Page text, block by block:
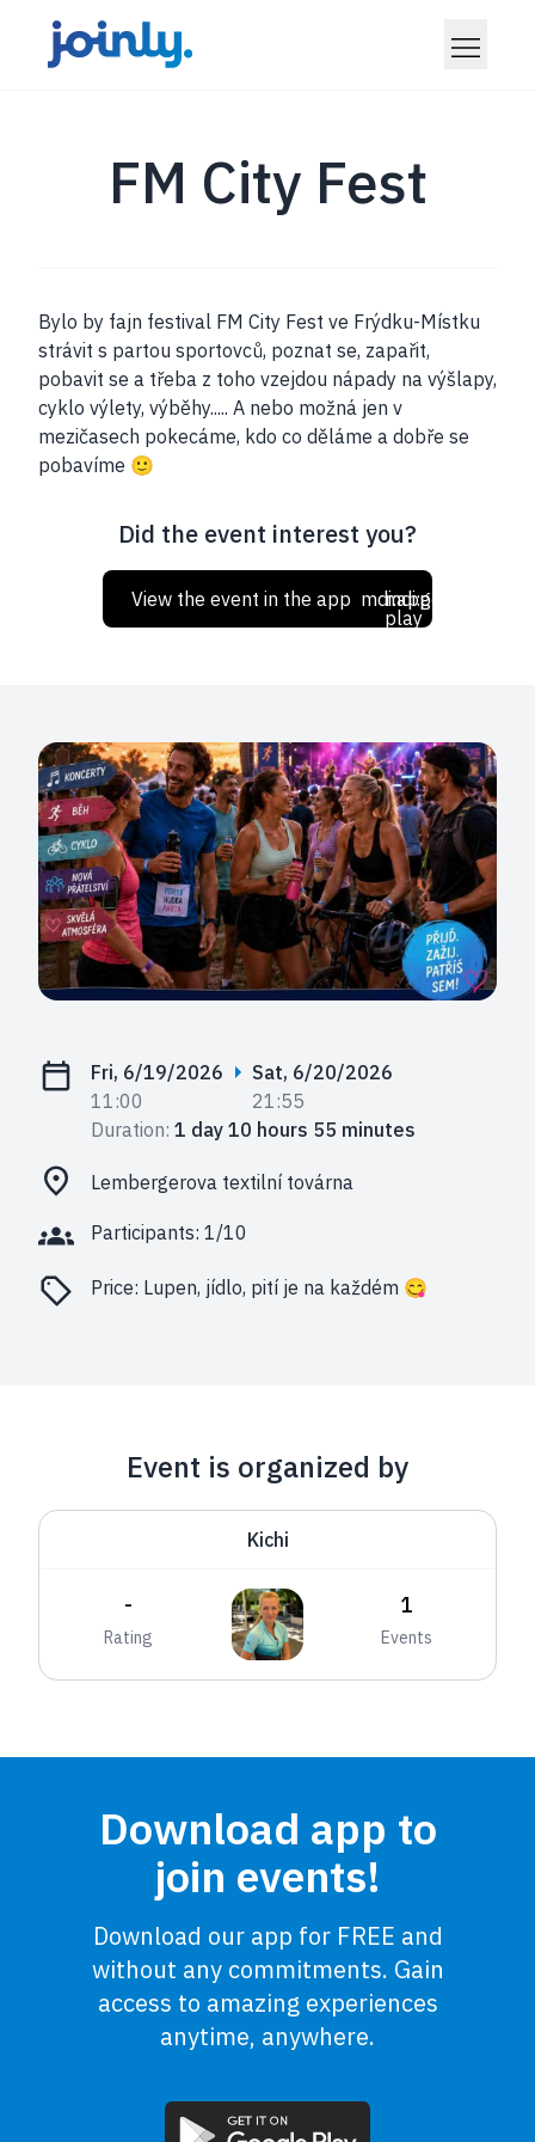
FM City Fest
Bylo by fajn festival FM City Fest ve Frýdku-Místku
strávit s partou sportovců, poznat se, zapařit,
pobavit se a třeba z toho vzejdou nápady na výšlapy,
cyklo výlety, výběhy..... A nebo možná jen v
mezičasech pokecáme, kdo co děláme a dobře se
pobavíme 🙂
Did the event interest you?
View the event in the app mdi:apple
mdi:google-
play
Fri, 6/19/2026
11:00
Sat, 6/20/2026
21:55
Duration: 1 day 10 hours 55 minutes
Lembergerova textilní továrna
Participants: 1/10
Price: Lupen, jídlo, pití je na každém 😋
Event is organized by
Kichi
-
Rating
1
Events
Download app to
join events!
Download our app for FREE and
without any commitments. Gain
access to amazing experiences
anytime, anywhere.